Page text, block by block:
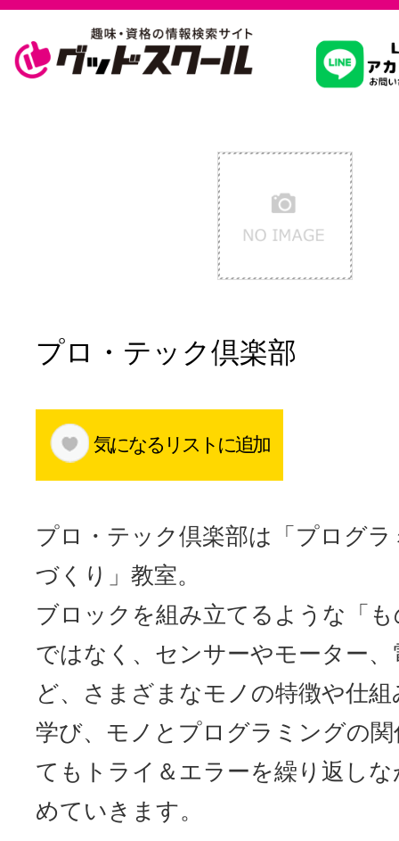
習いたいこ
スクールを
駅・路線か
通信講座を
体験レッス
グッドスク
掲載のお問
プロ・テック倶楽部
気になるリストに追加
プロ・テック倶楽部は「プログ
づくり」教室。
ブロックを組み立てるような「
ではなく、センサーやモーター、
ど、さまざまなモノの特徴や仕
学び、モノとプログラミングの
てもトライ＆エラーを繰り返し
めていきます。